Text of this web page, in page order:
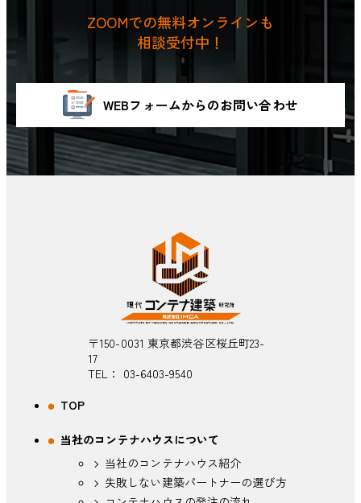
ZOOMでの無料オンラインも
相談受付中！
WEBフォームからのお問い合わせ
〒150-0031 東京都渋谷区桜丘町23-
17
TEL： 03-6403-9540
TOP
当社のコンテナハウスについて
当社のコンテナハウス紹介
失敗しない建築パートナーの選び方